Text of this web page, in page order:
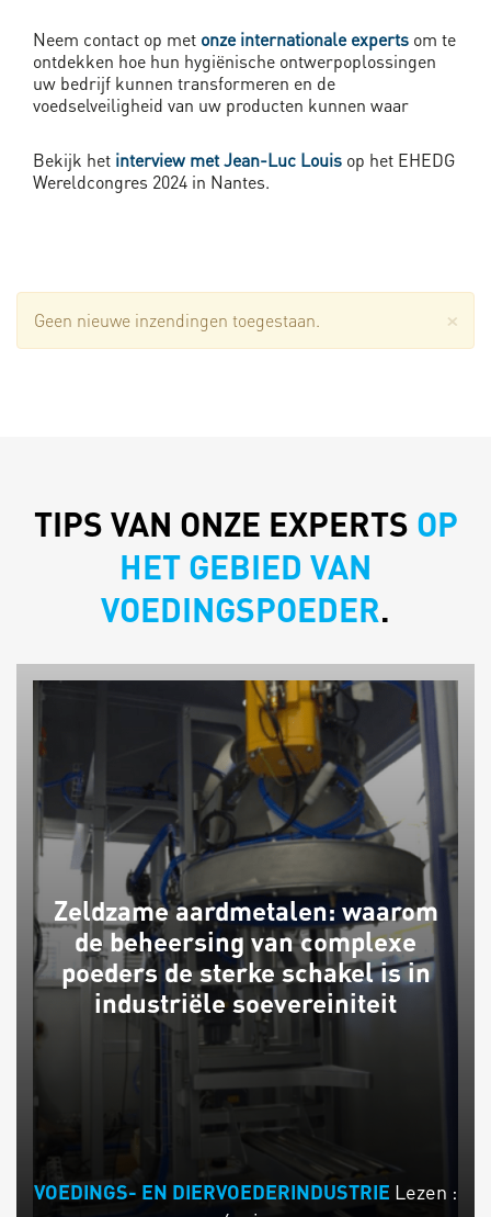
Neem contact op met onze internationale experts om te
ontdekken hoe hun hygiënische ontwerpoplossingen
uw bedrijf kunnen transformeren en de
voedselveiligheid van uw producten kunnen waar
Bekijk het interview met Jean-Luc Louis op het EHEDG
Wereldcongres 2024 in Nantes.
×
WAARSCHUWINGSBERICHT
Geen nieuwe inzendingen toegestaan.
TIPS VAN ONZE EXPERTS OP
HET GEBIED VAN
VOEDINGSPOEDER.
Zeldzame aardmetalen: waarom
de beheersing van complexe
poeders de sterke schakel is in
industriële soevereiniteit
VOEDINGS- EN DIERVOEDERINDUSTRIE Lezen :